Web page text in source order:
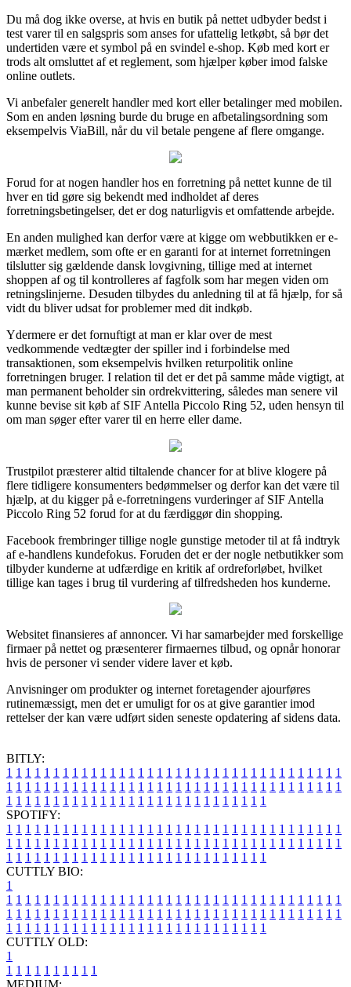
Du må dog ikke overse, at hvis en butik på nettet udbyder bedst i
test varer til en salgspris som anses for ufattelig letkøbt, så bør det
undertiden være et symbol på en svindel e-shop. Køb med kort er
trods alt omsluttet af et reglement, som hjælper køber imod falske
online outlets.
Vi anbefaler generelt handler med kort eller betalinger med mobilen.
Som en anden løsning burde du bruge en afbetalingsordning som
eksempelvis ViaBill, når du vil betale pengene af flere omgange.
Forud for at nogen handler hos en forretning på nettet kunne de til
hver en tid gøre sig bekendt med indholdet af deres
forretningsbetingelser, det er dog naturligvis et omfattende arbejde.
En anden mulighed kan derfor være at kigge om webbutikken er e-
mærket medlem, som ofte er en garanti for at internet forretningen
tilslutter sig gældende dansk lovgivning, tillige med at internet
shoppen af og til kontrolleres af fagfolk som har megen viden om
retningslinjerne. Desuden tilbydes du anledning til at få hjælp, for så
vidt du bliver udsat for problemer med dit indkøb.
Ydermere er det fornuftigt at man er klar over de mest
vedkommende vedtægter der spiller ind i forbindelse med
transaktionen, som eksempelvis hvilken returpolitik online
forretningen bruger. I relation til det er det på samme måde vigtigt, at
man permanent beholder sin ordrekvittering, således man senere vil
kunne bevise sit køb af SIF Antella Piccolo Ring 52, uden hensyn til
om man søger efter varer til en herre eller dame.
Trustpilot præsterer altid tiltalende chancer for at blive klogere på
flere tidligere konsumenters bedømmelser og derfor kan det være til
hjælp, at du kigger på e-forretningens vurderinger af SIF Antella
Piccolo Ring 52 forud for at du færdiggør din shopping.
Facebook frembringer tillige nogle gunstige metoder til at få indtryk
af e-handlens kundefokus. Foruden det er der nogle netbutikker som
tilbyder kunderne at udfærdige en kritik af ordreforløbet, hvilket
tillige kan tages i brug til vurdering af tilfredsheden hos kunderne.
Websitet finansieres af annoncer. Vi har samarbejder med forskellige
firmaer på nettet og præsenterer firmaernes tilbud, og opnår honorar
hvis de personer vi sender videre laver et køb.
Anvisninger om produkter og internet foretagender ajourføres
rutinemæssigt, men det er umuligt for os at give garantier imod
rettelser der kan være udført siden seneste opdatering af sidens data.
BITLY:
1 1 1 1 1 1 1 1 1 1 1 1 1 1 1 1 1 1 1 1 1 1 1 1 1 1 1 1 1 1 1 1 1 1 1 1
1 1 1 1 1 1 1 1 1 1 1 1 1 1 1 1 1 1 1 1 1 1 1 1 1 1 1 1 1 1 1 1 1 1 1 1
1 1 1 1 1 1 1 1 1 1 1 1 1 1 1 1 1 1 1 1 1 1 1 1 1 1 1 1
SPOTIFY:
1 1 1 1 1 1 1 1 1 1 1 1 1 1 1 1 1 1 1 1 1 1 1 1 1 1 1 1 1 1 1 1 1 1 1 1
1 1 1 1 1 1 1 1 1 1 1 1 1 1 1 1 1 1 1 1 1 1 1 1 1 1 1 1 1 1 1 1 1 1 1 1
1 1 1 1 1 1 1 1 1 1 1 1 1 1 1 1 1 1 1 1 1 1 1 1 1 1 1 1
CUTTLY BIO:
1
1 1 1 1 1 1 1 1 1 1 1 1 1 1 1 1 1 1 1 1 1 1 1 1 1 1 1 1 1 1 1 1 1 1 1 1
1 1 1 1 1 1 1 1 1 1 1 1 1 1 1 1 1 1 1 1 1 1 1 1 1 1 1 1 1 1 1 1 1 1 1 1
1 1 1 1 1 1 1 1 1 1 1 1 1 1 1 1 1 1 1 1 1 1 1 1 1 1 1 1
CUTTLY OLD:
1
1 1 1 1 1 1 1 1 1 1
MEDIUM: